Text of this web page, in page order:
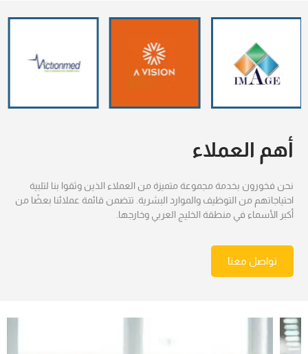
أهم العملاء
نحن فخورون بخدمة مجموعة متميزة من العملاء الذين وثقوا بنا لتلبية
احتياجاتهم من التوظيف والموارد البشرية. تتضمن قائمة عملائنا بعضًا من
أكبر الأسماء في منطقة الخليج العربي وخارجها.
تواصل معنا